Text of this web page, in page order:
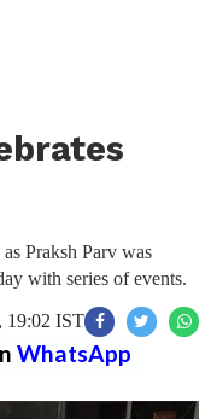
Praksh Parv was
with series of events.
19:02 IST
WhatsApp